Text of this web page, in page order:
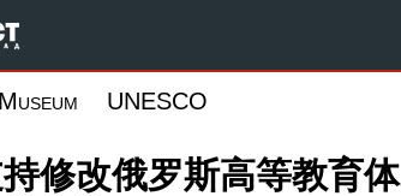
Северо-Запад
UNESCO
修改俄罗斯高等教育体